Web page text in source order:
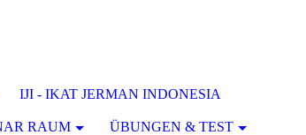
IJI - IKAT JERMAN INDONESIA
RAUM ÜBUNGEN & TEST